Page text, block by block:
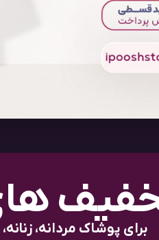
برای پوشاک مردانه،